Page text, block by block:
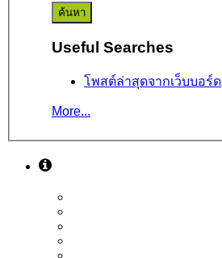
Useful Searches
โพสต์ล่าสุดจากเว็บบอร์ด
More...